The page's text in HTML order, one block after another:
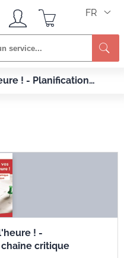
FR
! - Planification
dynamique et chaîne
! -
critique